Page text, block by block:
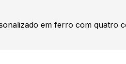
em ferro com quatro